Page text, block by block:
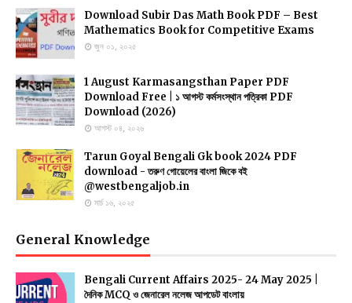
Download Subir Das Math Book PDF – Best
Mathematics Book for Competitive Exams
জুন ০১, ২০২৫
1 August Karmasangsthan Paper PDF
Download Free | ১ আগস্ট কর্মসংস্থান পত্রিকা PDF
Download (2026)
আগস্ট ০৪, ২০২৬
Tarun Goyal Bengali Gk book 2024 PDF
download - তরুণ গোয়েলের বাংলা জিকে বই
@westbengaljob.in
মার্চ ১৬, ২০২৫
General Knowledge
Bengali Current Affairs 2025- 24 May 2025 |
দৈনিক MCQ ও জেনারেল নলেজ আপডেট বাংলায়